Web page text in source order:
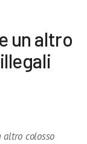
un altro
colosso